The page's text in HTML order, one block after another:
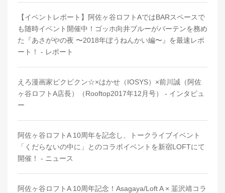
【イベントレポート】阿佐ヶ谷ロフトAではBARスペースで
も随時イベント開催中！ゴッホ向井ブルーがバーテンを務め
た『あさがやの夜 〜2018年ぼうねんかい編〜』を最速レポ
ート！ - レポート
えろ漫画家ピクピクン☆×はかせ（IOSYS）×前川誠（阿佐
ヶ谷ロフトA店長）（Rooftop2017年12月号） - インタビュ
ー
阿佐ヶ谷ロフトA 10周年を記念し、トークライブイベント
「くだらないの中に」とのコラボイベントを新宿LOFTにて
開催！ - ニュース
阿佐ヶ谷ロフトA 10周年記念！Asagaya/Loft A × 韮沢靖コラ